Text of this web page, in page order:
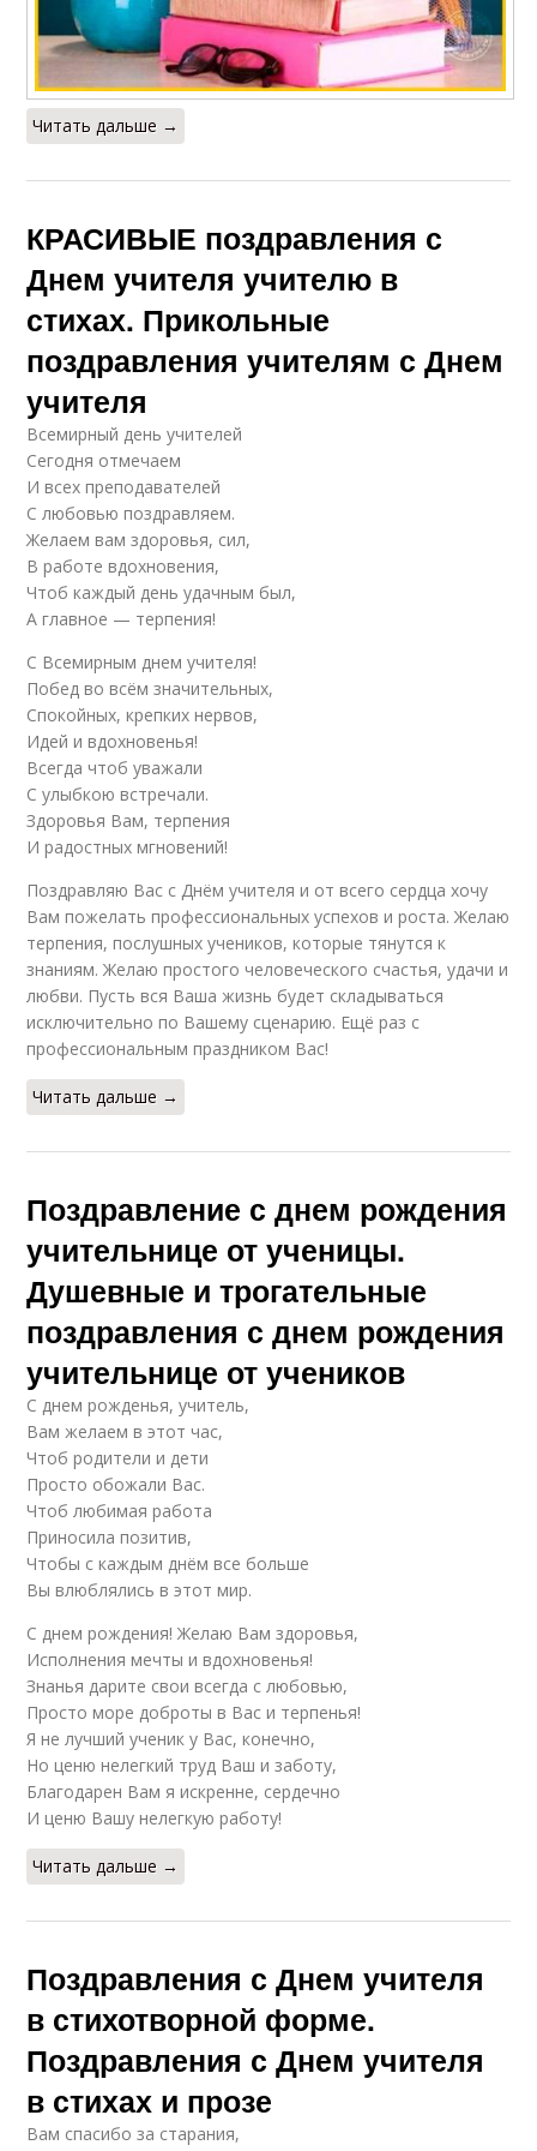
Читать дальше →
КРАСИВЫЕ поздравления с
Днем учителя учителю в
стихах. Прикольные
поздравления учителям с Днем
учителя
Всемирный день учителей
Сегодня отмечаем
И всех преподавателей
С любовью поздравляем.
Желаем вам здоровья, сил,
В работе вдохновения,
Чтоб каждый день удачным был,
А главное — терпения!
С Всемирным днем учителя!
Побед во всём значительных,
Спокойных, крепких нервов,
Идей и вдохновенья!
Всегда чтоб уважали
С улыбкою встречали.
Здоровья Вам, терпения
И радостных мгновений!
Поздравляю Вас с Днём учителя и от всего сердца хочу
Вам пожелать профессиональных успехов и роста. Желаю
терпения, послушных учеников, которые тянутся к
знаниям. Желаю простого человеческого счастья, удачи и
любви. Пусть вся Ваша жизнь будет складываться
исключительно по Вашему сценарию. Ещё раз с
профессиональным праздником Вас!
Читать дальше →
Поздравление с днем рождения
учительнице от ученицы.
Душевные и трогательные
поздравления с днем рождения
учительнице от учеников
С днем рожденья, учитель,
Вам желаем в этот час,
Чтоб родители и дети
Просто обожали Вас.
Чтоб любимая работа
Приносила позитив,
Чтобы с каждым днём все больше
Вы влюблялись в этот мир.
С днем рождения! Желаю Вам здоровья,
Исполнения мечты и вдохновенья!
Знанья дарите свои всегда с любовью,
Просто море доброты в Вас и терпенья!
Я не лучший ученик у Вас, конечно,
Но ценю нелегкий труд Ваш и заботу,
Благодарен Вам я искренне, сердечно
И ценю Вашу нелегкую работу!
Читать дальше →
Поздравления с Днем учителя
в стихотворной форме.
Поздравления с Днем учителя
в стихах и прозе
Вам спасибо за старания,